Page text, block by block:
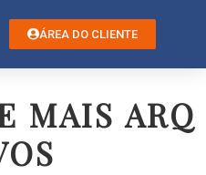
ÁREA DO CLIENTE
MAIS ARQ